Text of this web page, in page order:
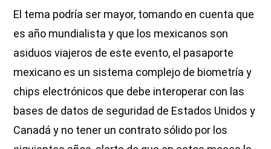
El tema podría ser mayor, tomando en cuenta que
es año mundialista y que los mexicanos son
asiduos viajeros de este evento, el pasaporte
mexicano es un sistema complejo de biometría y
chips electrónicos que debe interoperar con las
bases de datos de seguridad de Estados Unidos y
Canadá y no tener un contrato sólido por los